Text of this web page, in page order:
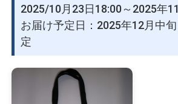
2025/10月23日18:00～2025年
お届け予定日：2025年12月中
定
イラストレ
アダルトグ